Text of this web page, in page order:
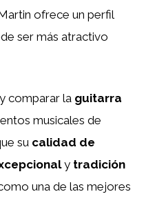
Martin ofrece un perfil
ser más atractivo
comparar la guitarra
musicales de
su calidad de
y tradición
una de las mejores